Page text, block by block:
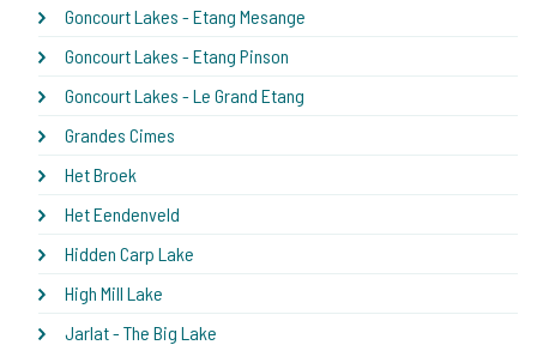
Goncourt Lakes - Etang Mesange
Goncourt Lakes - Etang Pinson
Goncourt Lakes - Le Grand Etang
Grandes Cimes
Het Broek
Het Eendenveld
Hidden Carp Lake
High Mill Lake
Jarlat - The Big Lake